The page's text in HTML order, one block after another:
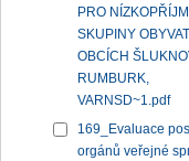
PRO
SKUPINY
OBCÍCH
RUMBURK,
VARNSD~1.pdf
169_Evaluace
orgánů veřejné